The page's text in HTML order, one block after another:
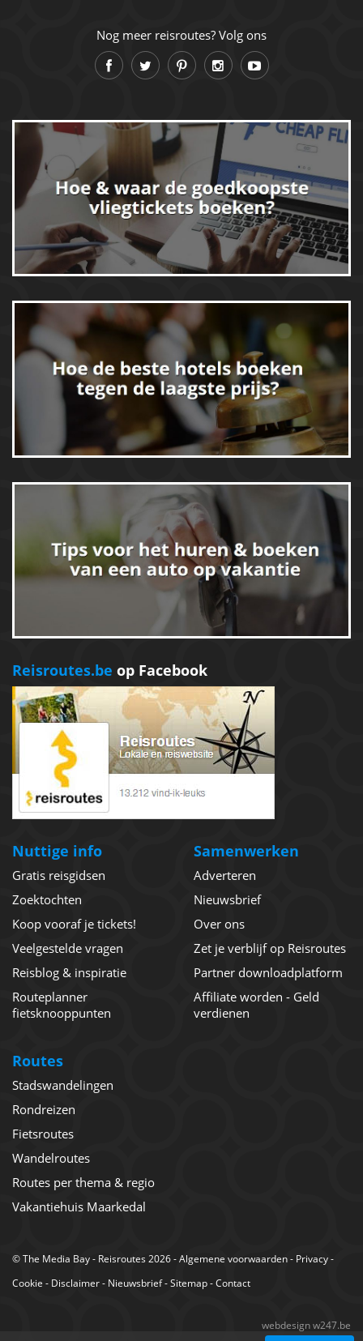
Nog meer reisroutes? Volg ons
Reisroutes.be op Facebook
Nuttige info
Gratis reisgidsen
Zoektochten
Koop vooraf je tickets!
Veelgestelde vragen
Reisblog & inspiratie
Routeplanner
fietsknooppunten
Samenwerken
Adverteren
Nieuwsbrief
Over ons
Zet je verblijf op Reisroutes
Partner downloadplatform
Affiliate worden - Geld
verdienen
Routes
Stadswandelingen
Rondreizen
Fietsroutes
Wandelroutes
Routes per thema & regio
Vakantiehuis Maarkedal
©The Media Bay- Reisroutes 2026 -Algemene voorwaarden- Privacy-
Cookie - Disclaimer- Nieuwsbrief-Sitemap-Contact
webdesign w247.be